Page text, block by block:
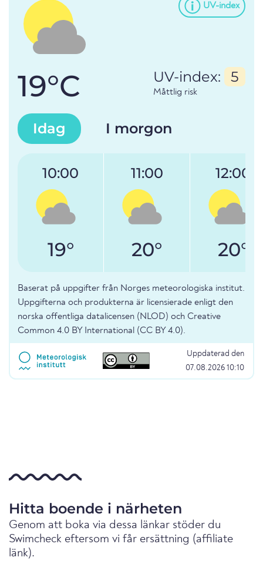
UV-index
19°C UV-index: 5
Måttlig risk
Idag I morgon
10:00
19°
11:00
20°
12:00
20°
Baserat på uppgifter från Norges meteorologiska institut.
Uppgifterna och produkterna är licensierade enligt den
norska offentliga datalicensen (NLOD) och Creative
Common 4.0 BY International (CC BY 4.0).
Uppdaterad den
07.08.2026 10:10
Hitta boende i närheten
Genom att boka via dessa länkar stöder du
Swimcheck eftersom vi får ersättning (affiliate
länk).